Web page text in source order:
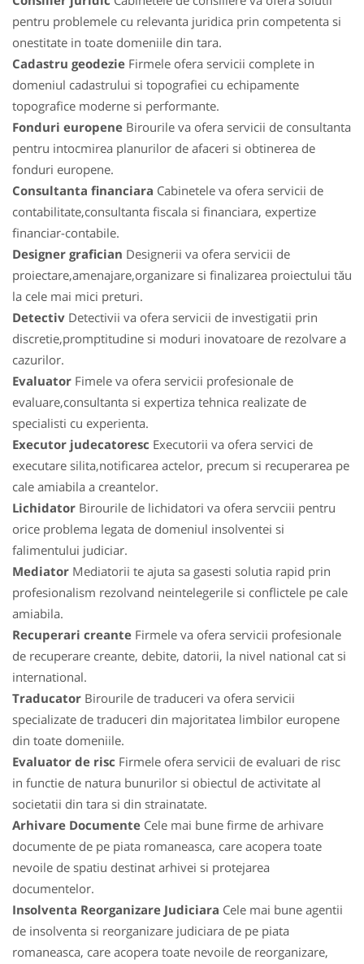
pentru problemele cu relevanta juridica prin competenta si
onestitate in toate domeniile din tara.
Cadastru geodezie Firmele ofera servicii complete in
domeniul cadastrului si topografiei cu echipamente
topografice moderne si performante.
Fonduri europene Birourile va ofera servicii de consultanta
pentru intocmirea planurilor de afaceri si obtinerea de
fonduri europene.
Consultanta financiara Cabinetele va ofera servicii de
contabilitate,consultanta fiscala si financiara, expertize
financiar-contabile.
Designer grafician Designerii va ofera servicii de
proiectare,amenajare,organizare si finalizarea proiectului tău
la cele mai mici preturi.
Detectiv Detectivii va ofera servicii de investigatii prin
discretie,promptitudine si moduri inovatoare de rezolvare a
cazurilor.
Evaluator Fimele va ofera servicii profesionale de
evaluare,consultanta si expertiza tehnica realizate de
specialisti cu experienta.
Executor judecatoresc Executorii va ofera servici de
executare silita,notificarea actelor, precum si recuperarea pe
cale amiabila a creantelor.
Lichidator Birourile de lichidatori va ofera servciii pentru
orice problema legata de domeniul insolventei si
falimentului judiciar.
Mediator Mediatorii te ajuta sa gasesti solutia rapid prin
profesionalism rezolvand neintelegerile si conflictele pe cale
amiabila.
Recuperari creante Firmele va ofera servicii profesionale
de recuperare creante, debite, datorii, la nivel national cat si
international.
Traducator Birourile de traduceri va ofera servicii
specializate de traduceri din majoritatea limbilor europene
din toate domeniile.
Evaluator de risc Firmele ofera servicii de evaluari de risc
in functie de natura bunurilor si obiectul de activitate al
societatii din tara si din strainatate.
Arhivare Documente Cele mai bune firme de arhivare
documente de pe piata romaneasca, care acopera toate
nevoile de spatiu destinat arhivei si protejarea
documentelor.
Insolventa Reorganizare Judiciara Cele mai bune agentii
de insolventa si reorganizare judiciara de pe piata
romaneasca, care acopera toate nevoile de reorganizare,